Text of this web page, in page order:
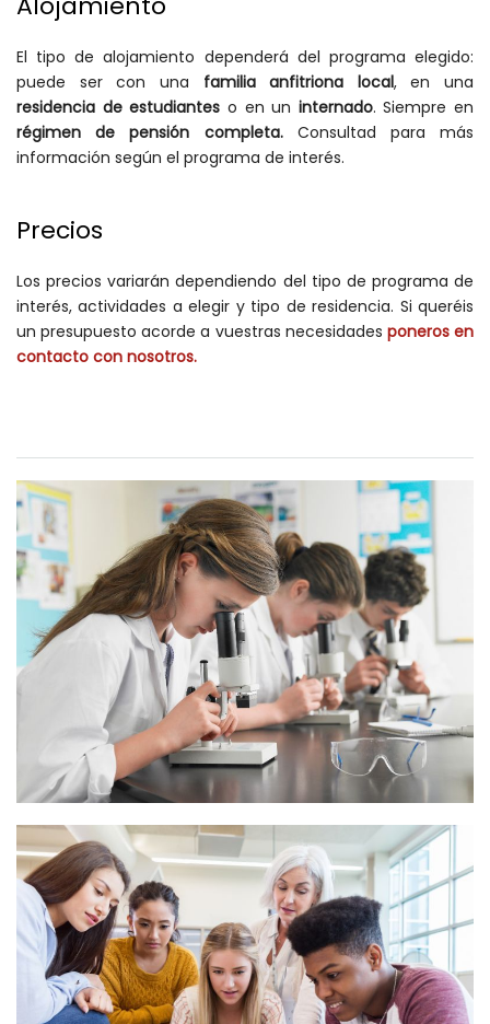
El tipo de alojamiento dependerá del programa elegido:
puede ser con una familia anfitriona local, en una
residencia de estudiantes o en un internado. Siempre en
régimen de pensión completa. Consultad para más
información según el programa de interés.
Precios
Los precios variarán dependiendo del tipo de programa de
interés, actividades a elegir y tipo de residencia. Si queréis
un presupuesto acorde a vuestras necesidades poneros en
contacto con nosotros.